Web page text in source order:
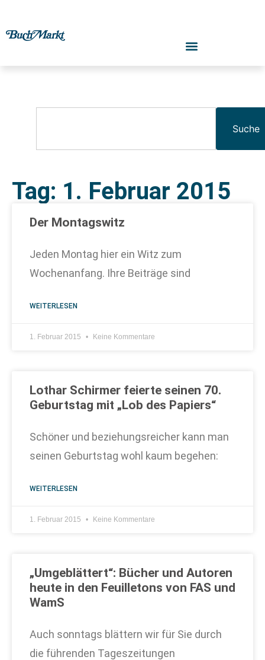
Suche
Tag: 1. Februar 2015
Der Montagswitz
Jeden Montag hier ein Witz zum
Wochenanfang. Ihre Beiträge sind
WEITERLESEN
1. Februar 2015 Keine Kommentare
Lothar Schirmer feierte seinen 70.
Geburtstag mit „Lob des Papiers“
Schöner und beziehungsreicher kann man
seinen Geburtstag wohl kaum begehen:
WEITERLESEN
1. Februar 2015 Keine Kommentare
„Umgeblättert“: Bücher und Autoren
heute in den Feuilletons von FAS und
WamS
Auch sonntags blättern wir für Sie durch
die führenden Tageszeitungen